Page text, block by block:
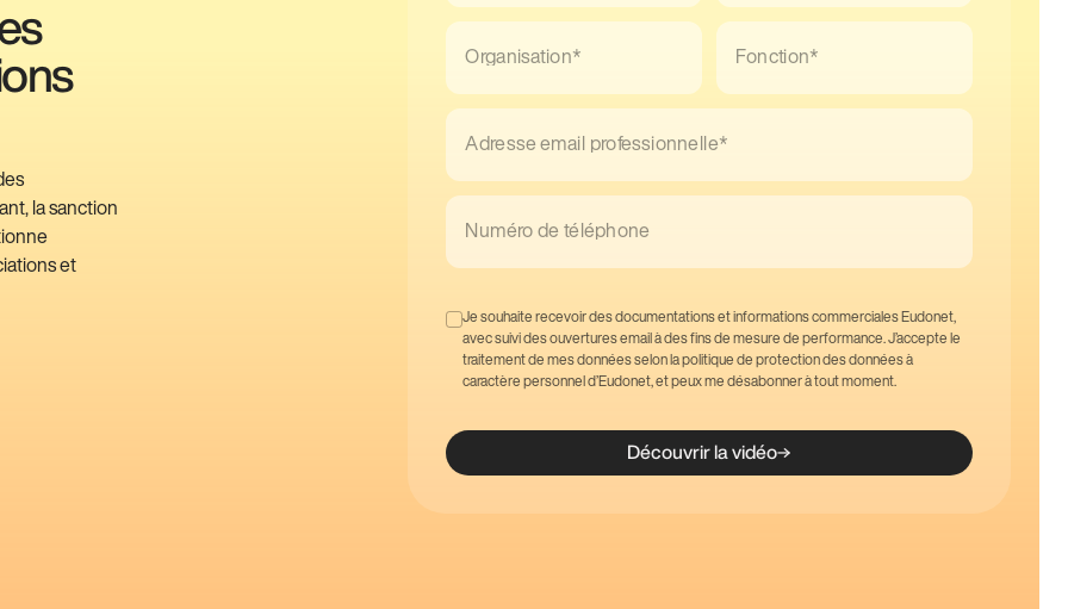
la sanction
et
Organisation* Fonction*
Adresse email professionnelle*
Numéro de téléphone
Je souhaite recevoir des documentations et informations commerciales Eudonet,
avec suivi des ouvertures email à des fins de mesure de performance. J’accepte le
traitement de mes données selon la politique de protection des données à
caractère personnel d’Eudonet, et peux me désabonner à tout moment.
Découvrir la vidéo